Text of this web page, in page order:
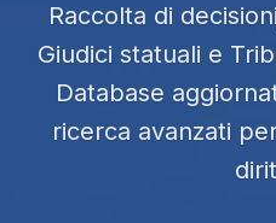
Raccolta di
Giudici statuali e
Database
ricerca avanzati